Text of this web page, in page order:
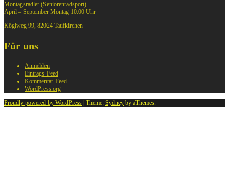
Montagsradler (Seniorenradsport)
April – September Montag 10:00 Uhr
Köglweg 99, 82024 Taufkirchen
Für uns
Anmelden
Eintrags-Feed
Kommentar-Feed
WordPress.org
Proudly powered by WordPress Theme: Sydney by aThemes.